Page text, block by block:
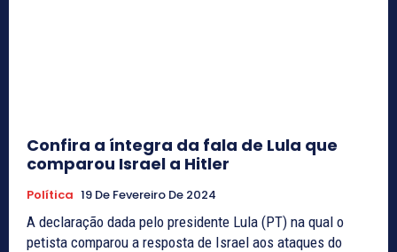
Confira a íntegra da fala de Lula que
comparou Israel a Hitler
Política 19 De Fevereiro De 2024
A declaração dada pelo presidente Lula (PT) na qual o
petista comparou a resposta de Israel aos ataques do